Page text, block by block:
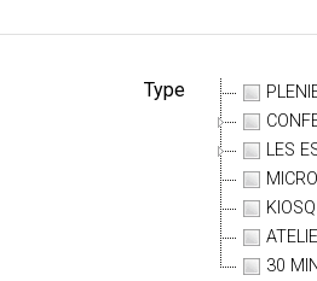
Type
LES
30